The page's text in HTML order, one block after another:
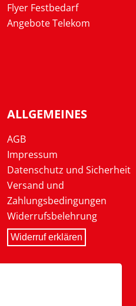
Flyer Festbedarf
Angebote Telekom
ALLGEMEINES
AGB
Impressum
Datenschutz und Sicherheit
Versand und
Zahlungsbedingungen
Widerrufsbelehrung
Widerruf erklären